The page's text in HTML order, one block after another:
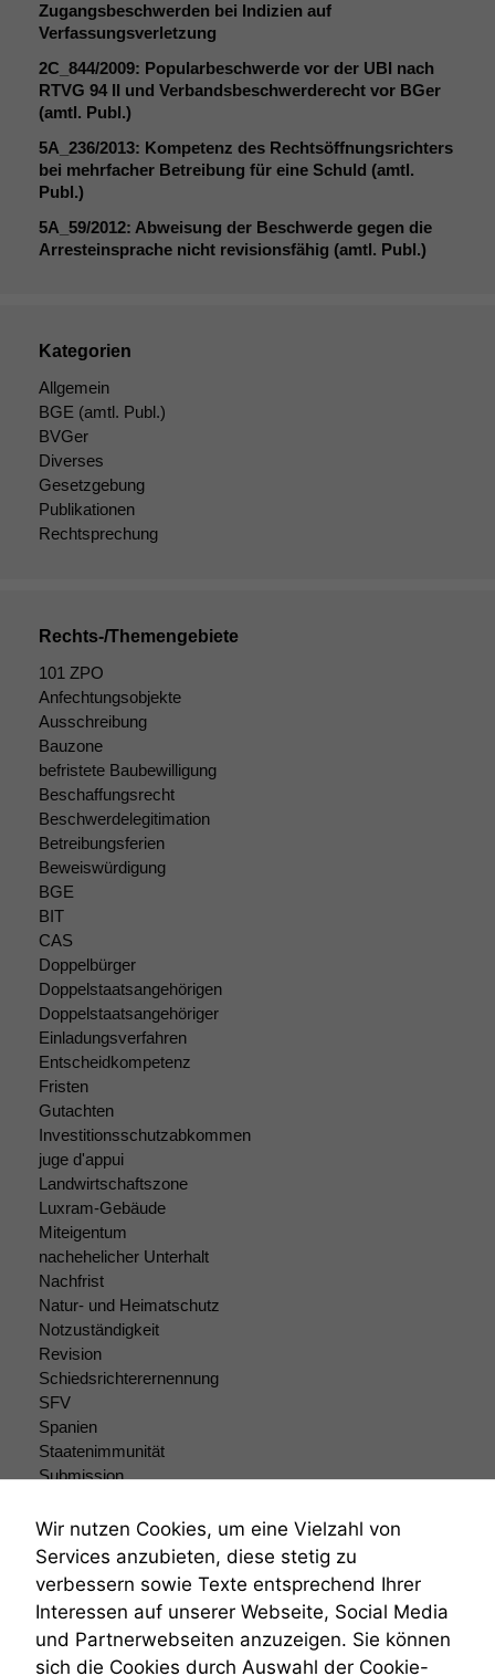
Zugangsbeschwerden bei Indizien auf
Verfassungsverletzung
2C_844/2009: Popularbeschwerde vor der UBI nach
RTVG 94 II und Verbandsbeschwerderecht vor BGer
(amtl. Publ.)
5A_236/2013: Kompetenz des Rechtsöffnungsrichters
bei mehrfacher Betreibung für eine Schuld (amtl.
Publ.)
5A_59/2012: Abweisung der Beschwerde gegen die
Arresteinsprache nicht revisionsfähig (amtl. Publ.)
Kategorien
Allgemein
BGE (amtl. Publ.)
BVGer
Diverses
Gesetzgebung
Publikationen
Rechtsprechung
Rechts-/Themengebiete
101 ZPO
Anfechtungsobjekte
Ausschreibung
Bauzone
befristete Baubewilligung
Beschaffungsrecht
Beschwerdelegitimation
Betreibungsferien
Beweiswürdigung
BGE
BIT
CAS
Doppelbürger
Doppelstaatsangehörigen
Doppelstaatsangehöriger
Einladungsverfahren
Entscheidkompetenz
Fristen
Gutachten
Investitionsschutzabkommen
juge d'appui
Landwirtschaftszone
Luxram-Gebäude
Miteigentum
nachehelicher Unterhalt
Nachfrist
Natur- und Heimatschutz
Notzuständigkeit
Revision
Schiedsrichterernennung
SFV
Spanien
Staatenimmunität
Submission
Teilungsklage
Venezuela
VRK
Wiederherstellungsanordnung
Zivilprozessordnung
ZPO
Zustellfiktion
Wir nutzen Cookies, um eine Vielzahl von
Services anzubieten, diese stetig zu
verbessern sowie Texte entsprechend Ihrer
Interessen auf unserer Webseite, Social Media
und Partnerwebseiten anzuzeigen. Sie können
sich die Cookies durch Auswahl der Cookie-
Marketing
Wir speichern
anonyme Daten ab,
um interne
marketingtechnische
Auswertungen
durchführen zu